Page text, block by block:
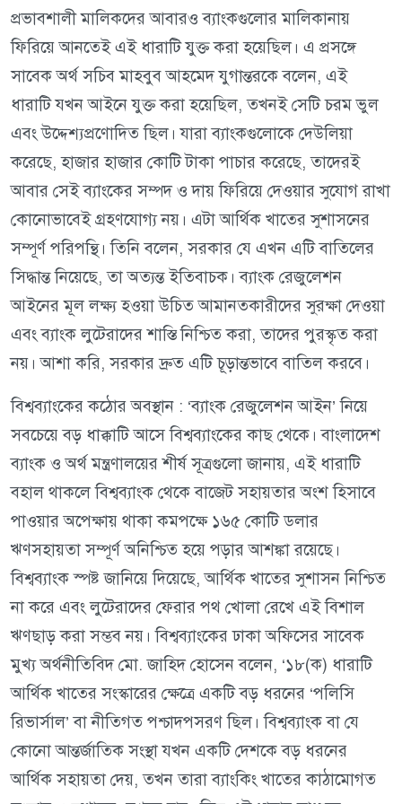
প্রভাবশালী মালিকদের আবারও ব্যাংকগুলোর মালিকানায়
ফিরিয়ে আনতেই এই ধারাটি যুক্ত করা হয়েছিল। এ প্রসঙ্গে
সাবেক অর্থ সচিব মাহবুব আহমেদ যুগান্তরকে বলেন, এই
ধারাটি যখন আইনে যুক্ত করা হয়েছিল, তখনই সেটি চরম ভুল
এবং উদ্দেশ্যপ্রণোদিত ছিল। যারা ব্যাংকগুলোকে দেউলিয়া
করেছে, হাজার হাজার কোটি টাকা পাচার করেছে, তাদেরই
আবার সেই ব্যাংকের সম্পদ ও দায় ফিরিয়ে দেওয়ার সুযোগ রাখা
কোনোভাবেই গ্রহণযোগ্য নয়। এটা আর্থিক খাতের সুশাসনের
সম্পূর্ণ পরিপন্থি। তিনি বলেন, সরকার যে এখন এটি বাতিলের
সিদ্ধান্ত নিয়েছে, তা অত্যন্ত ইতিবাচক। ব্যাংক রেজুলেশন
আইনের মূল লক্ষ্য হওয়া উচিত আমানতকারীদের সুরক্ষা দেওয়া
এবং ব্যাংক লুটেরাদের শাস্তি নিশ্চিত করা, তাদের পুরস্কৃত করা
নয়। আশা করি, সরকার দ্রুত এটি চূড়ান্তভাবে বাতিল করবে।
বিশ্বব্যাংকের কঠোর অবস্থান : ‘ব্যাংক রেজুলেশন আইন’ নিয়ে
সবচেয়ে বড় ধাক্কাটি আসে বিশ্বব্যাংকের কাছ থেকে। বাংলাদেশ
ব্যাংক ও অর্থ মন্ত্রণালয়ের শীর্ষ সূত্রগুলো জানায়, এই ধারাটি
বহাল থাকলে বিশ্বব্যাংক থেকে বাজেট সহায়তার অংশ হিসাবে
পাওয়ার অপেক্ষায় থাকা কমপক্ষে ১৬৫ কোটি ডলার
ঋণসহায়তা সম্পূর্ণ অনিশ্চিত হয়ে পড়ার আশঙ্কা রয়েছে।
বিশ্বব্যাংক স্পষ্ট জানিয়ে দিয়েছে, আর্থিক খাতের সুশাসন নিশ্চিত
না করে এবং লুটেরাদের ফেরার পথ খোলা রেখে এই বিশাল
ঋণছাড় করা সম্ভব নয়। বিশ্বব্যাংকের ঢাকা অফিসের সাবেক
মুখ্য অর্থনীতিবিদ মো. জাহিদ হোসেন বলেন, ‘১৮(ক) ধারাটি
আর্থিক খাতের সংস্কারের ক্ষেত্রে একটি বড় ধরনের ‘পলিসি
রিভার্সাল’ বা নীতিগত পশ্চাদপসরণ ছিল। বিশ্বব্যাংক বা যে
কোনো আন্তর্জাতিক সংস্থা যখন একটি দেশকে বড় ধরনের
আর্থিক সহায়তা দেয়, তখন তারা ব্যাংকিং খাতের কাঠামোগত